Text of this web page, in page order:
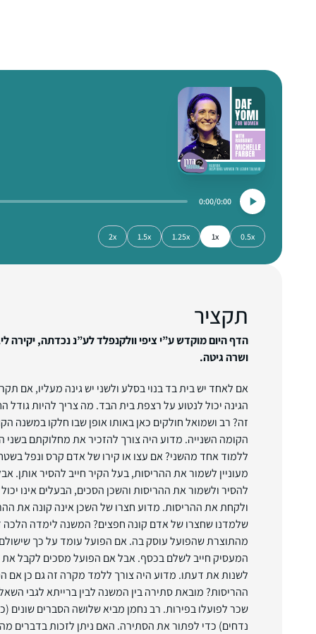
0:00
0:00
0.5x
1x
1.25x
1.5x
2x
תקציר
הדף היום מוקדש ע”י ציפי וולקנפלד לע”נ נכדתה, יקירה
ושרה גיטה.
אם לאחד יש בית בד בנוי בסלע ולשני יש גינה מעליו, אם
הגינה יכול לנטוע על רצפת בית הבד. מה צריך להיות גודל
זה? רב ושמואל חולקים כאן באותו אופן שבו חלקו במשנה
הקומה השנייה. מדוע היה צורך להזכיר את מחלוקתם בשני
ללמוד אחד מהשני? אם עצו או קירו של אדם קרס ונפל
מעוניין לשמור את ההריסות, בעל הקיר חייב להסיר אותן.
להסיר ולשמור את ההריסות והשכן הסכים, הבעלים אינו
ולקחת את ההריסות. מדוע חצרו של השכן אינה קונה את
שלמדנו שחצרו של אדם קונה חפצים? המשנה לימדה הלכה
מהתוצרת שהפועל עוסק בה. אם הפועל עומד על כך שישולם
המעסיק חייב לשלם בכסף. אבל אם הפועל מסכים לקבל את
לשנות את דעתו. מדוע היה צורך ללמד מקרה זה גם כן אם
ההריסות? מובאת סתירה בין המשנה לבין ברייתא לגבי
שכר לפועלו בפירות. רב נחמן מביא שלושה הסברים שונים
נדחים) כדי לפתור את הסתירה. האם ניתן לזכות בדברים